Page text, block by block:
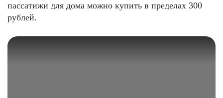
пассатижи для дома можно купить в пределах 300
рублей.